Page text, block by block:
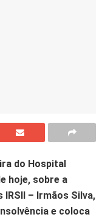
do Hospital
hoje, sobre a
– Irmãos Silva,
e coloca